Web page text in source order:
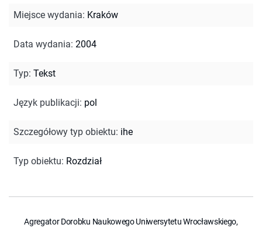
Miejsce wydania: Kraków
Data wydania: 2004
Typ: Tekst
Język publikacji: pol
Szczegółowy typ obiektu: ihe
Typ obiektu: Rozdział
Agregator Dorobku Naukowego Uniwersytetu Wrocławskiego,